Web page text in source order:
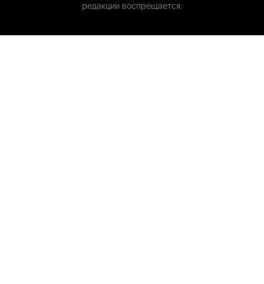
редакции воспрещается.